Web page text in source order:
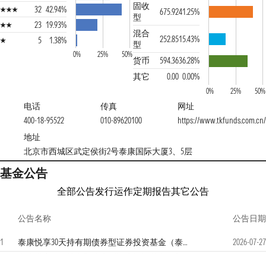
32 42.94%
23 19.93%
5
1.38%
0% 25% 50%
固收
型
675.9241.25%
混合
型
252.8515.43%
货币
594.3636.28%
其它
0.00 0.00%
0% 25% 50%
电话
400-18-95522
传真
010-89620100
网址
https://www.tkfunds.com.cn/
地址
北京市西城区武定侯街2号泰康国际大厦3、5层
基金公告
全部公告发行运作定期报告其它公告
公告名称 公告日期
1 泰康悦享30天持有期债券型证券投资基金（泰康悦享30天持有期债券C份额）基金产品资料概要更新
2026-07-27